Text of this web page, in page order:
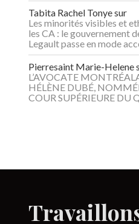
Tabita Rachel Tonyesur
Les minorités visibles et
les CA : le gouvernement
Legault passe en mode
Pierresaint Marie-Helene
L’AVOCATE
HÉLÈNE DUBÉ,
COUR SUPÉRIEURE DU